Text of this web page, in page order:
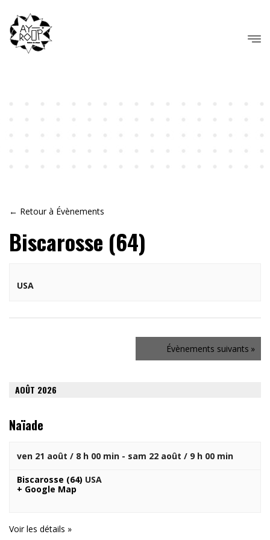
← Retour à Évènements
Biscarosse (64)
USA
liste
Évènements
Évènements »
suivants
AOÛT 2026
Naïade
ven 21 août / 8 h 00 min - sam 22 août / 9 h 00 min
Biscarosse (64) USA
+ Google Map
Voir les détails »